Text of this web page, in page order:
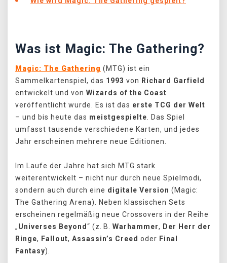
Was ist Magic: The Gathering?
Magic: The Gathering (MTG) ist ein
Sammelkartenspiel, das 1993 von Richard Garfield
entwickelt und von Wizards of the Coast
veröffentlicht wurde. Es ist das erste TCG der Welt
– und bis heute das meistgespielte . Das Spiel
umfasst tausende verschiedene Karten, und jedes
Jahr erscheinen mehrere neue Editionen.
Im Laufe der Jahre hat sich MTG stark
weiterentwickelt – nicht nur durch neue Spielmodi,
sondern auch durch eine digitale Version (Magic:
The Gathering Arena). Neben klassischen Sets
erscheinen regelmäßig neue Crossovers in der Reihe
„Universes Beyond “ (z. B. Warhammer, Der Herr der
Ringe, Fallout, Assassin’s Creed oder Final
Fantasy).